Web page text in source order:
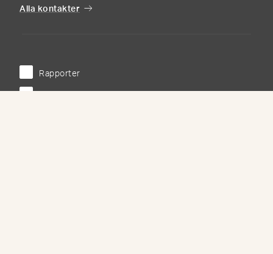
Alla kontakter
Rapporter
Pressreleaser